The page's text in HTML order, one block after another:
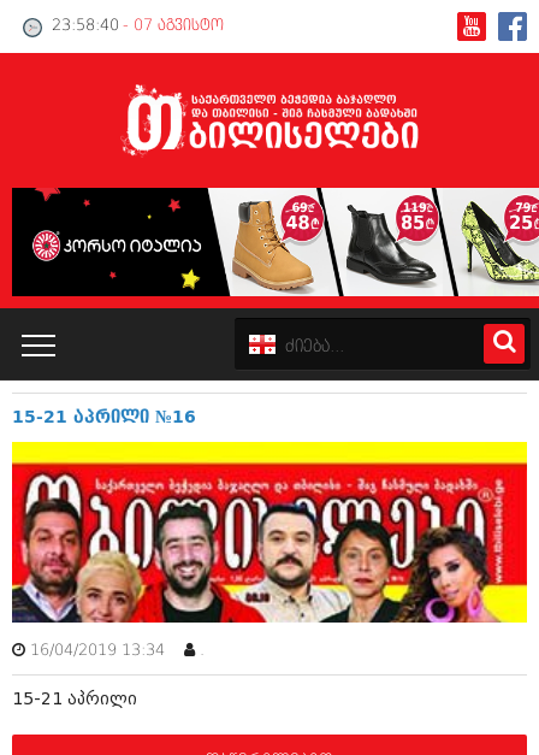
23:58:40 - 07 აგვისტო
პოლიტიკა
ინტერვიუები
კატალოგი
პოლიტიკა
ინტერვიუები
ამბები
საზოგადოება
მოდი, ვილაპარაკოთ
15-21 აპრილი №16
16/04/2019 13:34 .
15-21 აპრილი